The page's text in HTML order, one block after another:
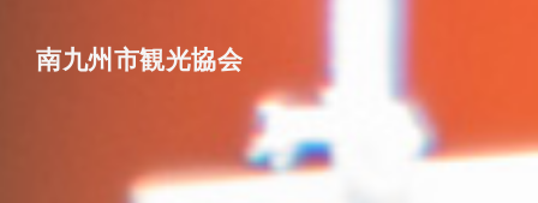
南九州市観光協会